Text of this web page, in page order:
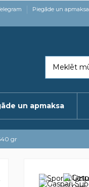
Piegāde un apmaksa
un apmaksa
gr